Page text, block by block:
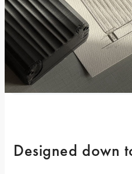
Designed down